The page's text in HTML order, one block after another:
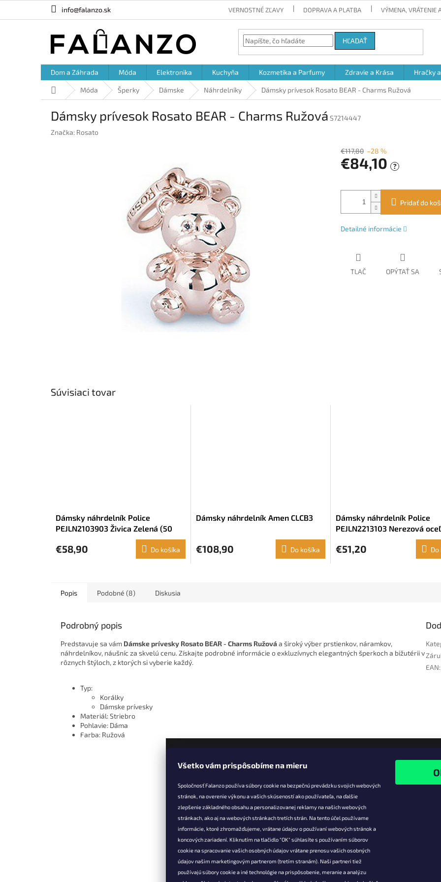
Všetko vám prispôsobíme na mieru
Spoločnosť Falanzo používa súbory cookie na bezpečnú prevádzku svojich webových
stránok, na overenie výkonu a vašich skúseností ako používateľa, na ďalšie
zlepšenie základného obsahu a personalizovanej reklamy na našich webových
stránkach, ako aj na webových stránkach tretích strán. Na tento účel používame
informácie, ktoré zhromažďujeme, vrátane údajov o používaní webových stránok a
koncových zariadení. Kliknutím na tlačidlo "OK" súhlasíte s používaním súborov
cookie na spracovanie vašich osobných údajov vrátane prenosu vašich osobných
údajov našim marketingovým partnerom (tretím stranám). Naši partneri tiež
používajú súbory cookie a iné technológie na prispôsobenie, meranie a analýzu
info@falanzo.sk VERNOSTNÉ ZĽAVY DOPRAVA A PLATBA VÝMENA, VRÁTENIE
HĽADAŤ
Dom a Záhrada Móda Elektronika Kuchyňa Kozmetika a Parfumy Zdravie a Krása Hračky
DomovMóda Šperky Dámske Náhrdelníky Dámsky prívesok Rosato BEAR - Charms Ružová
Dámsky prívesok Rosato BEAR - Charms Ružová S7214447
Značka: Rosato
€117,80 –28 %
€84,10 ?
cena:
Pridať do
Detailné informácie
TLAČ OPÝTAŤ SA
Súvisiaci tovar
Dámsky náhrdelník Police
PEJLN2103903 Živica Zelená (50
€58,90 Do košíka
Dámsky náhrdelník Amen CLCB3
€108,90 Do košíka
Dámsky náhrdelník Police
PEJLN2213103 Nerezová
€51,20 Do
Popis Podobné (8) Diskusia
Podrobný popis
Predstavuje sa vám Dámske prívesky Rosato BEAR - Charms Ružováa široký výber prstienkov, náramkov,
náhrdelníkov, náušníc za skvelú cenu. Získajte podrobné informácie o exkluzívnych elegantných šperkoch a bižutérii v
rôznych štýloch, z ktorých si vyberie každý.
Typ:
Korálky
Dámske prívesky
Materiál: Striebro
Pohlavie: Dáma
Farba: Ružová
EAN:
Informácie pre vás
Vernostné zľavy
Doprava a platba
Výmena, vrátenie a
reklamácia produktov
Facebook